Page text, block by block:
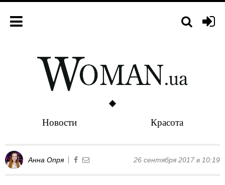
Новости Красота
Анна Опря 26 сентября 2017 в 10:19